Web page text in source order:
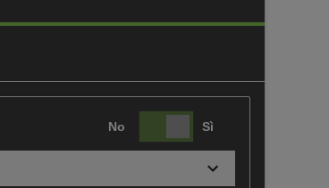
No Sì